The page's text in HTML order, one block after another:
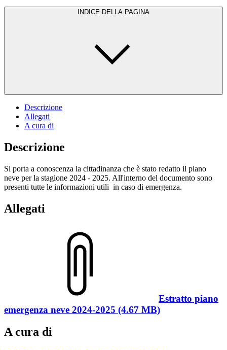
INDICE DELLA PAGINA
Descrizione
Allegati
A cura di
Descrizione
Si porta a conoscenza la cittadinanza che è stato redatto il piano
neve per la stagione 2024 - 2025. All'interno del documento sono
presenti tutte le informazioni utili in caso di emergenza.
Allegati
Estratto piano
emergenza neve 2024-2025 (4.67 MB)
A cura di